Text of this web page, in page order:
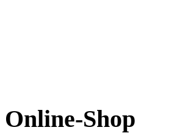
Online-Shop